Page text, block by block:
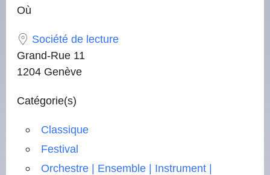
Où
Société de lecture
Grand-Rue 11
1204 Genève
Catégorie(s)
Classique
Festival
Orchestre | Ensemble | Instrument |